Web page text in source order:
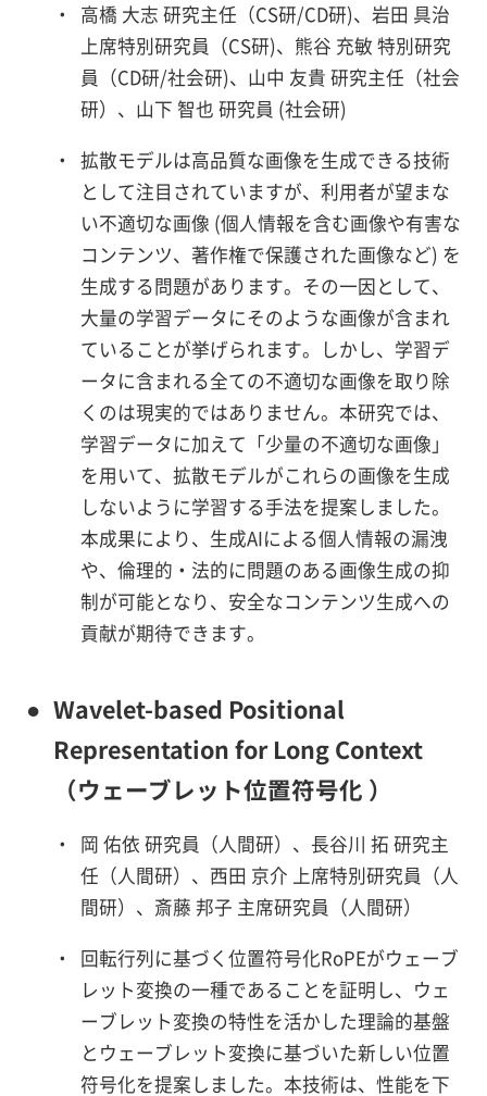
・
高橋 大志 研究主任（CS研/CD研)、岩田 具治
上席特別研究員（CS研)、熊谷 充敏 特別研究
員（CD研/社会研)、山中 友貴 研究主任（社会
研）、山下 智也 研究員 (社会研)
・
拡散モデルは高品質な画像を生成できる技術
として注目されていますが、利用者が望まな
い不適切な画像 (個人情報を含む画像や有害な
コンテンツ、著作権で保護された画像など) を
生成する問題があります。その一因として、
大量の学習データにそのような画像が含まれ
ていることが挙げられます。しかし、学習デ
ータに含まれる全ての不適切な画像を取り除
くのは現実的ではありません。本研究では、
学習データに加えて「少量の不適切な画像」
を用いて、拡散モデルがこれらの画像を生成
しないように学習する手法を提案しました。
本成果により、生成AIによる個人情報の漏洩
や、倫理的・法的に問題のある画像生成の抑
制が可能となり、安全なコンテンツ生成への
貢献が期待できます。
● Wavelet-based Positional
Representation for Long Context
（ウェーブレット位置符号化 ）
・
岡 佑依 研究員（人間研）、長谷川 拓 研究主
任（人間研）、西田 京介 上席特別研究員（人
間研）、斎藤 邦子 主席研究員（人間研）
・
回転行列に基づく位置符号化RoPEがウェーブ
レット変換の一種であることを証明し、ウェ
ーブレット変換の特性を活かした理論的基盤
とウェーブレット変換に基づいた新しい位置
符号化を提案しました。本技術は、性能を下